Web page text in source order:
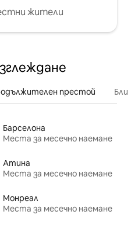
жители
престой
Барселона
Места за месечно наемане
Атина
Места за месечно наемане
Монреал
Места за месечно наемане